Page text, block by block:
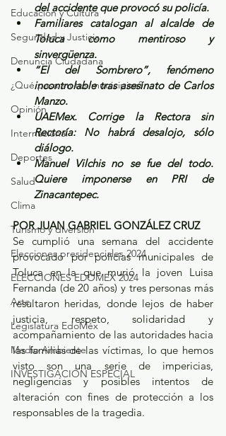
Educación y Cultura
Seguridad y Justicia
Denuncia Ciudadana
¿Qué pasa en tus municipios?
Opinión
Internacional
Deportes
Salud
Clima
Turismo y diversión
Elecciones presidenciales 2024
ELECCIONES EDOMEX 2024
Arte
Legislatura EdoMéx
Medio Ambiente
INVESTIGACIÓN ESPECIAL
del accidente que provocó su policía.
Familiares catalogan al alcalde de
Toluca como mentiroso y
sinvergüenza.
“El del Sombrero”, fenómeno
incontrolable tras asesinato de Carlos
Manzo.
UAEMex. Corrige la Rectora sin
Rectoría: No habrá desalojo, sólo
diálogo.
Manuel Vilchis no se fue del todo.
Quiere imponerse en PRI de
Zinacantepec.
POR JUAN GABRIEL GONZÁLEZ CRUZ
Se cumplió una semana del accidente
provocado por policías municipales de
Toluca en la que murió la joven Luisa
Fernanda (de 20 años) y tres personas más
resultaron heridas, donde lejos de haber
justicia, respeto, solidaridad y
acompañamiento de las autoridades hacia
las familias de las víctimas, lo que hemos
visto son una serie de impericias,
negligencias y posibles intentos de
alteración con fines de protección a los
responsables de la tragedia.